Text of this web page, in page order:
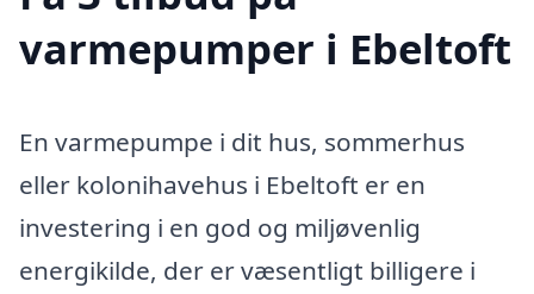
varmepumper i Ebeltoft
En varmepumpe i dit hus, sommerhus
eller kolonihavehus i Ebeltoft er en
investering i en god og miljøvenlig
energikilde, der er væsentligt billigere i